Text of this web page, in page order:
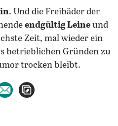
. Und die Freibäder der
endgültig Leine und
Zeit, mal wieder ein
betrieblichen Gründen zu
trocken bleibt.
WhatsApp teilen
per E-Mail teilen